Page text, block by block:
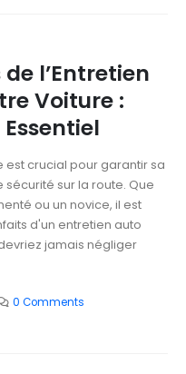
l’Entretien
Voiture :
est crucial pour garantir sa
sur la route. Que
ou un novice, il est
d'un entretien auto
jamais négliger
0 Comments